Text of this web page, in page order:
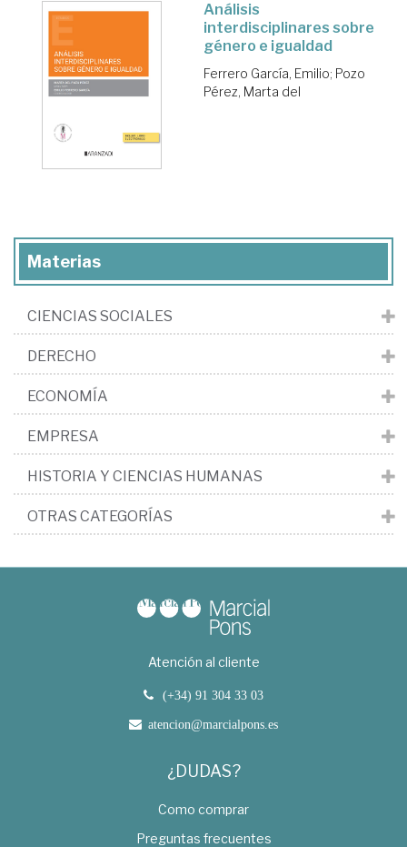
Análisis
interdisciplinares sobre
género e igualdad
Ferrero García, Emilio; Pozo
Pérez, Marta del
Materias
CIENCIAS SOCIALES
DERECHO
ECONOMÍA
EMPRESA
HISTORIA Y CIENCIAS HUMANAS
OTRAS CATEGORÍAS
Atención al cliente
(+34) 91 304 33 03
atencion@marcialpons.es
¿DUDAS?
Como comprar
Preguntas frecuentes